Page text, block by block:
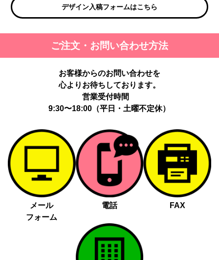
デザイン入稿フォームはこちら
ご注文・お問い合わせ方法
お客様からのお問い合わせを
心よりお待ちしております。
営業受付時間
9:30〜18:00（平日・土曜不定休）
メール
フォーム
電話 FAX